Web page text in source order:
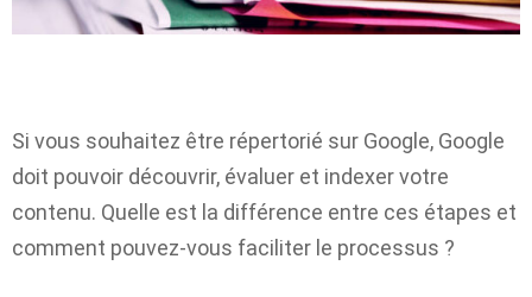
Si vous souhaitez être répertorié sur Google, Google
doit pouvoir découvrir, évaluer et indexer votre
contenu. Quelle est la différence entre ces étapes et
comment pouvez-vous faciliter le processus ?